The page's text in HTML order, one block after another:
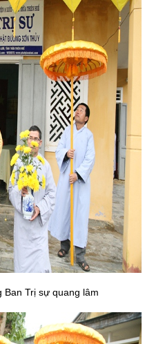
Trị sự quang lâm